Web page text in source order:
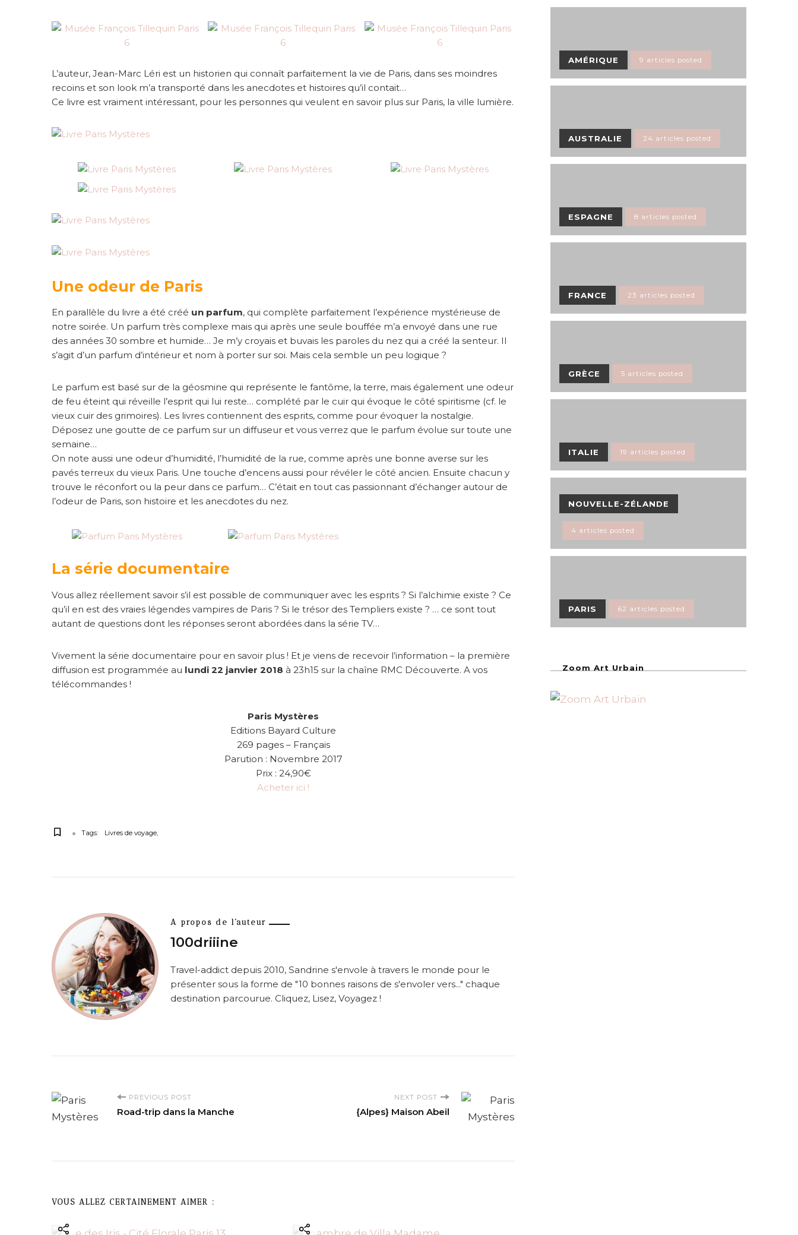
L’auteur, Jean-Marc Léri est un historien qui connaît parfaitement la vie de Paris, dans ses moindres
recoins et son look m’a transporté dans les anecdotes et histoires qu’il contait…
Ce livre est vraiment intéressant, pour les personnes qui veulent en savoir plus sur Paris, la ville lumière.
Une odeur de Paris
En parallèle du livre a été créé un parfum, qui complète parfaitement l’expérience mystérieuse de
notre soirée. Un parfum très complexe mais qui après une seule bouffée m’a envoyé dans une rue
des années 30 sombre et humide… Je m’y croyais et buvais les paroles du nez qui a créé la senteur. Il
s’agit d’un parfum d’intérieur et nom à porter sur soi. Mais cela semble un peu logique ?
Le parfum est basé sur de la géosmine qui représente le fantôme, la terre, mais également une odeur
de feu éteint qui réveille l’esprit qui lui reste… complété par le cuir qui évoque le côté spiritisme (cf. le
vieux cuir des grimoires). Les livres contiennent des esprits, comme pour évoquer la nostalgie.
Déposez une goutte de ce parfum sur un diffuseur et vous verrez que le parfum évolue sur toute une
semaine…
On note aussi une odeur d’humidité, l’humidité de la rue, comme après une bonne averse sur les
pavés terreux du vieux Paris. Une touche d’encens aussi pour révéler le côté ancien. Ensuite chacun y
trouve le réconfort ou la peur dans ce parfum… C’était en tout cas passionnant d’échanger autour de
l’odeur de Paris, son histoire et les anecdotes du nez.
La série documentaire
Vous allez réellement savoir s’il est possible de communiquer avec les esprits ? Si l’alchimie existe ? Ce
qu’il en est des vraies légendes vampires de Paris ? Si le trésor des Templiers existe ? … ce sont tout
autant de questions dont les réponses seront abordées dans la série TV…
Vivement la série documentaire pour en savoir plus ! Et je viens de recevoir l’information – la première
diffusion est programmée au lundi 22 janvier 2018 à 23h15 sur la chaîne RMC Découverte. A vos
télécommandes !
Paris Mystères
Editions Bayard Culture
269 pages – Français
Parution : Novembre 2017
Prix : 24,90€
Acheter ici !
Tags: Livres de voyage
A propos de l'auteur
100driiine
Travel-addict depuis 2010, Sandrine s'envole à travers le monde pour le
présenter sous la forme de "10 bonnes raisons de s'envoler vers..." chaque
destination parcourue. Cliquez, Lisez, Voyagez !
P
s
PREVIOUS POST
Road-trip dans la Manche
NEXT POST
{Alpes} Maison Abeil
VOUS ALLEZ CERTAINEMENT AIMER :
AMÉRIQUE 9 articles posted
AUSTRALIE 24 articles posted
ESPAGNE 8 articles posted
FRANCE 23 articles posted
GRÈCE 5 articles posted
ITALIE 19 articles posted
NOUVELLE-ZÉLANDE
4 articles posted
PARIS 62 articles posted
Zoom Art Urbain